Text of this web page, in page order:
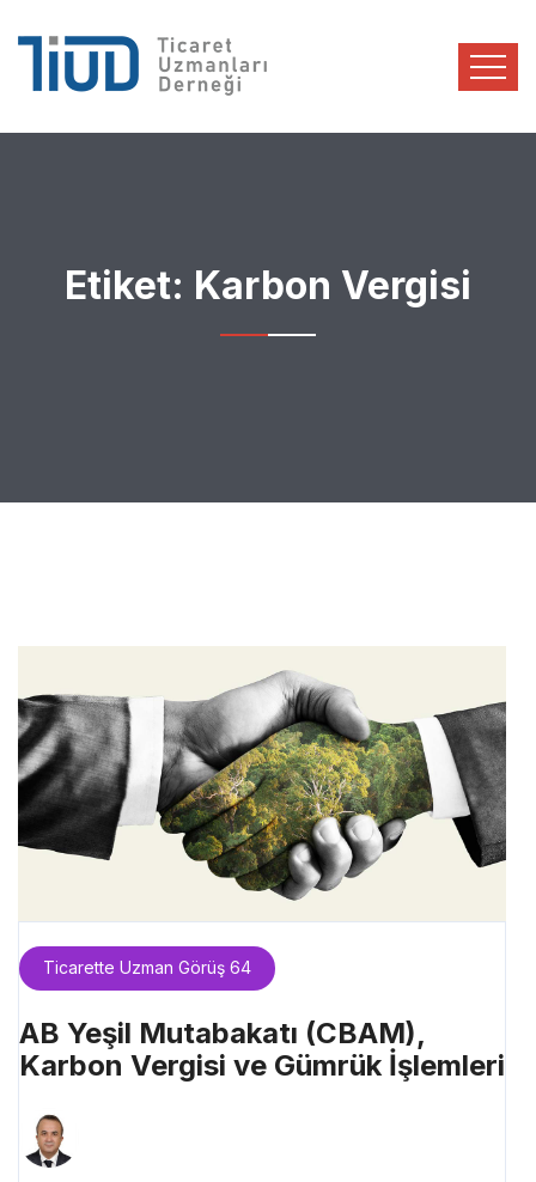
Etiket: Karbon Vergisi
Ticarette Uzman Görüş 64
AB Yeşil Mutabakatı (CBAM),
Karbon Vergisi ve Gümrük İşlemleri